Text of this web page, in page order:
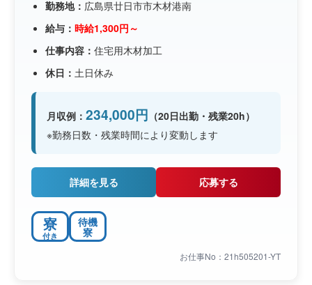
勤務地： 広島県廿日市市木材港南
給与： 時給1,300円～
仕事内容： 住宅用木材加工
休日： 土日休み
月収例： 234,000円 （20日出勤・残業20h）
※勤務日数・残業時間により変動します
詳細を見る 応募する
寮
付き
待機
寮
お仕事No：21h505201-YT